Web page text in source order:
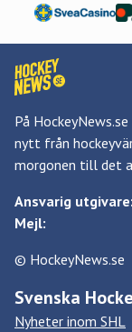
På
nytt från
morgonen till det
Ansvarig utgivare:
Mejl:
© HockeyNews.se
Svenska
Nyheter inom SHL